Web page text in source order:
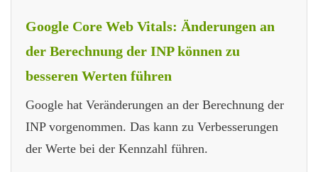
Google Core Web Vitals: Änderungen an
der Berechnung der INP können zu
besseren Werten führen
Google hat Veränderungen an der Berechnung der
INP vorgenommen. Das kann zu Verbesserungen
der Werte bei der Kennzahl führen.